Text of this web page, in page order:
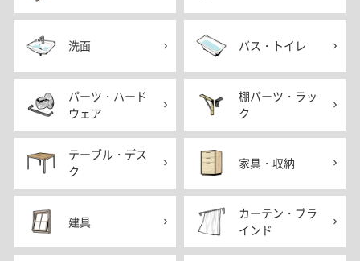
洗面 バス・トイレ
パーツ・ハード
ウェア
棚パーツ・ラッ
ク
テーブル・デス
ク
家具・収納
建具
カーテン・ブラ
インド